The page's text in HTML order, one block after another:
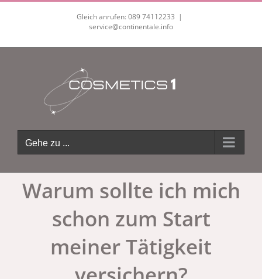
Gleich anrufen: 089 74112233 |
service@continentale.info
Gehe zu ...
Warum sollte ich mich
schon zum Start
meiner Tätigkeit